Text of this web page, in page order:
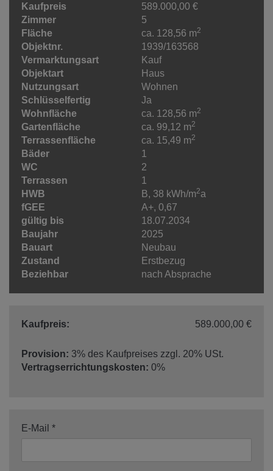
Kaufpreis
589.000,00 €
Zimmer
5
Fläche
ca. 128,56 m2
Objektnr.
1939/163568
Vermarktungsart
Kauf
Objektart
Haus
Nutzungsart
Wohnen
Schlüsselfertig
Ja
Wohnfläche
ca. 128,56 m2
Gartenfläche ca. 99,12 m2
Terrassenfläche ca. 15,49 m2
Bäder
1
WC
2
Terrassen
1
HWB
B, 38 kWh/m2a
fGEE
A+, 0,67
gültig bis
18.07.2034
Baujahr
2025
Bauart
Neubau
Zustand
Erstbezug
Beziehbar
nach Absprache
Kaufpreis: 589.000,00 €
Provision: 3% des Kaufpreises zzgl. 20% USt.
Vertragserrichtungskosten: 0%
E-Mail